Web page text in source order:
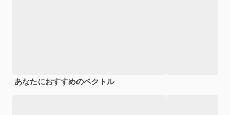
あなたにおすすめのベクトル